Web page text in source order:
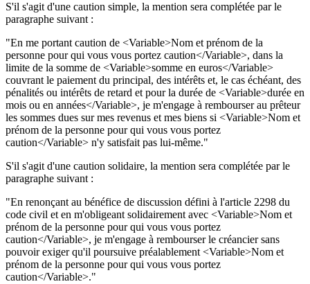
S'il s'agit d'une caution simple, la mention sera complétée par le
paragraphe suivant :
"En me portant caution de <Variable>Nom et prénom de la
personne pour qui vous vous portez caution</Variable>, dans la
limite de la somme de <Variable>somme en euros</Variable>
couvrant le paiement du principal, des intérêts et, le cas échéant, des
pénalités ou intérêts de retard et pour la durée de <Variable>durée en
mois ou en années</Variable>, je m'engage à rembourser au prêteur
les sommes dues sur mes revenus et mes biens si <Variable>Nom et
prénom de la personne pour qui vous vous portez
caution</Variable> n'y satisfait pas lui-même."
S'il s'agit d'une caution solidaire, la mention sera complétée par le
paragraphe suivant :
"En renonçant au bénéfice de discussion défini à l'article 2298 du
code civil et en m'obligeant solidairement avec <Variable>Nom et
prénom de la personne pour qui vous vous portez
caution</Variable>, je m'engage à rembourser le créancier sans
pouvoir exiger qu'il poursuive préalablement <Variable>Nom et
prénom de la personne pour qui vous vous portez
caution</Variable>."